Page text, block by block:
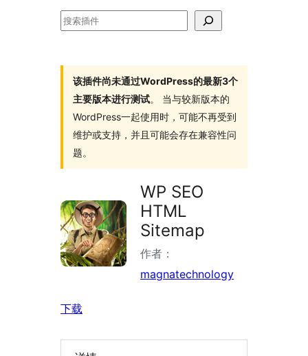
搜
该插件尚未通过WordPress的最新3个
主要版本进行测试。 当与较新版本的
WordPress一起使用时，可能不再受到
维护或支持，并且可能会存在兼容性问
题。
WP SEO
HTML
Sitemap
作者：
magnatechnology
下载